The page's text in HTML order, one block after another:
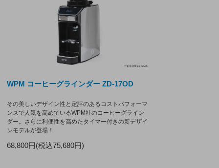
WPM コーヒーグラインダー ZD-17OD
その美しいデザイン性と定評のあるコストパフォーマ
ンスで人気を高めているWPM社のコーヒーグライン
ダー。さらに利便性を高めたタイマー付きの新デザイ
ンモデルが登場！
68,800円(税込75,680円)